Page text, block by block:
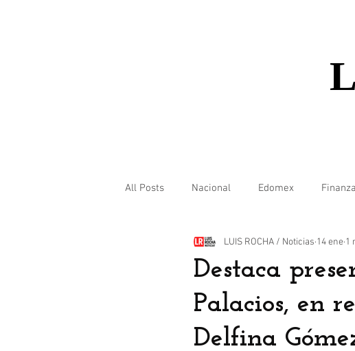
All Posts Nacional Edomex
Internacional
Destaca
Palacios, en
Delfina
LUIS ROCHA / Noticias 14 ene 1